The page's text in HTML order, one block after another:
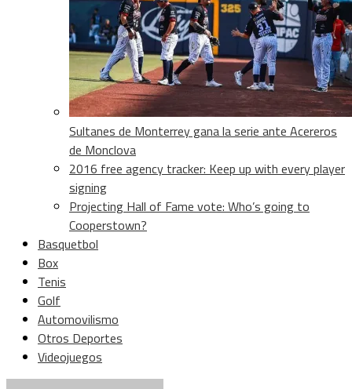
Sultanes de Monterrey gana la serie ante Acereros
de Monclova
2016 free agency tracker: Keep up with every player
signing
Projecting Hall of Fame vote: Who’s going to
Cooperstown?
Basquetbol
Box
Tenis
Golf
Automovilismo
Otros Deportes
Videojuegos